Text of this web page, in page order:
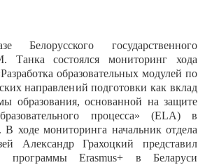
Белорусского государственного
Танка состоялся мониторинг хода
образовательных модулей по
направлений подготовки как вклад
образования, основанной на защите
процесса» (ELA) в
В ходе мониторинга начальник отдела
Александр Грахоцкий представил
программы Erasmus+ в Беларуси